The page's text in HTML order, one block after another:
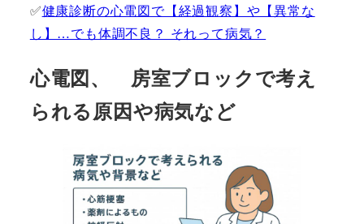
✅健康診断の心電図で【経過観察】や【異常な
し】…でも体調不良？ それって病気？
心電図、 房室ブロックで考え
られる原因や病気など